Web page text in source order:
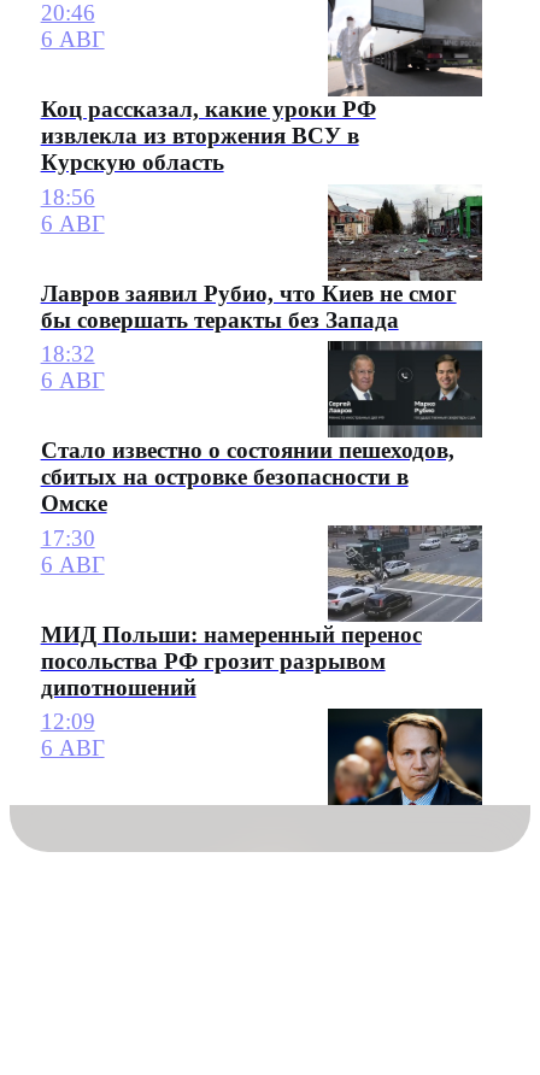
20:46
6 АВГ
Коц рассказал, какие уроки РФ
извлекла из вторжения ВСУ в
Курскую область
18:56
6 АВГ
Лавров заявил Рубио, что Киев не смог
бы совершать теракты без Запада
18:32
6 АВГ
Стало известно о состоянии пешеходов,
сбитых на островке безопасности в
Омске
17:30
6 АВГ
МИД Польши: намеренный перенос
посольства РФ грозит разрывом
дипотношений
12:09
6 АВГ